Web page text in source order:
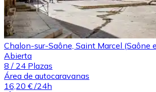
Chalon-sur-Saône, Saint Marcel (Saône
Abierta
8 / 24 Plazas
Área de autocaravanas
16,20 € /24h